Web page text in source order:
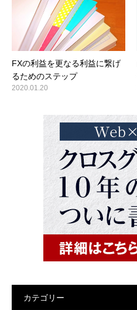
FXの利益を更なる利益に繋げ
るためのステップ
2020.01.20
カテゴリー